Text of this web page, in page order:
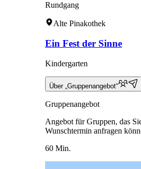
Rundgang
Alte Pinakothek
Ein Fest der Sinne
Kindergarten
Über „Gruppenangebot“
Gruppenangebot
Angebot für Gruppen, das
Wunschtermin anfragen
60 Min.